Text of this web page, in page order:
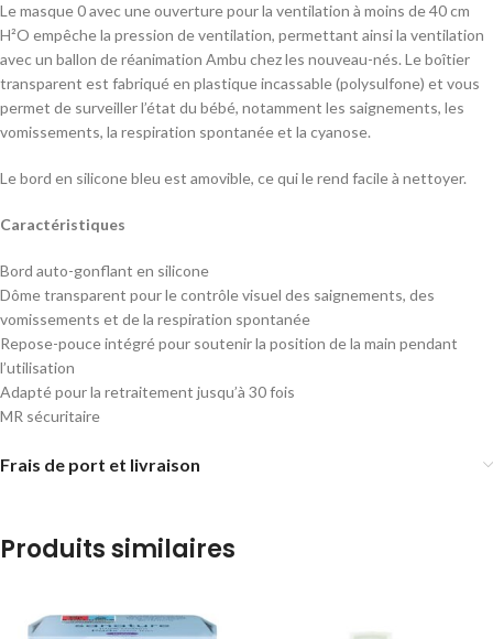
Le masque 0 avec une ouverture pour la ventilation à moins de 40 cm
H²O empêche la pression de ventilation, permettant ainsi la ventilation
avec un ballon de réanimation Ambu chez les nouveau-nés. Le boîtier
transparent est fabriqué en plastique incassable (polysulfone) et vous
permet de surveiller l’état du bébé, notamment les saignements, les
vomissements, la respiration spontanée et la cyanose.
Le bord en silicone bleu est amovible, ce qui le rend facile à nettoyer.
Caractéristiques
Bord auto-gonflant en silicone
Dôme transparent pour le contrôle visuel des saignements, des
vomissements et de la respiration spontanée
Repose-pouce intégré pour soutenir la position de la main pendant
l’utilisation
Adapté pour la retraitement jusqu’à 30 fois
MR sécuritaire
Frais de port et livraison
Produits similaires